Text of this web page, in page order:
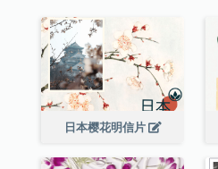
日本樱花明信片